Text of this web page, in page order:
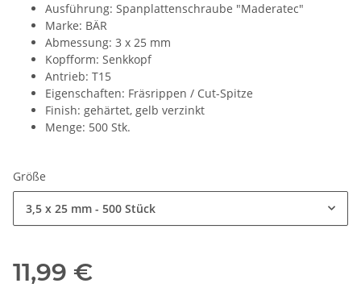
Ausführung: Spanplattenschraube "Maderatec"
Marke: BÄR
Abmessung: 3 x 25 mm
Kopfform: Senkkopf
Antrieb: T15
Eigenschaften: Fräsrippen / Cut-Spitze
Finish: gehärtet, gelb verzinkt
Menge: 500 Stk.
Größe
3,5 x 25 mm - 500 Stück
11,99 €